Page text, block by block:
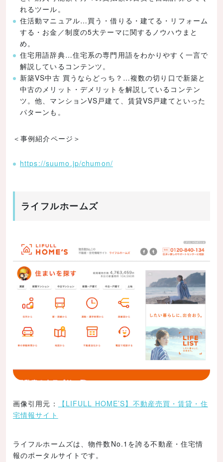
れるツール。
住活動マニュアル…買う・借りる・建てる・リフォーム
する・お金／制度の5大テーマに関するノウハウまと
め。
住宅用語辞典…住宅系の専門用語をわかりやすく一言で
解説しているコンテンツ。
新築VS中古 買うならどっち？…複数の切り口で新築と
中古のメリット・デメリットを解説しているコンテン
ツ。他、マンションVS戸建て、賃貸VS戸建てといった
パターンも。
＜事例紹介ページ＞
https://suumo.jp/chumon/
ライフルホームズ
画像引用元：
【LIFULL HOME’S】不動産売買・賃貸・住
宅情報サイト
ライフルホームズは、物件数No.1を誇る不動産・住宅情
報のポータルサイトです。